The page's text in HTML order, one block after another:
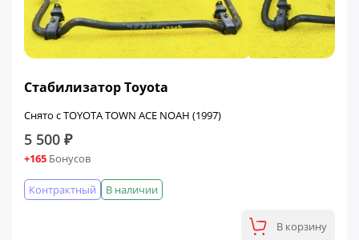
Стабилизатор Toyota
Снято с TOYOTA TOWN ACE NOAH (1997)
5 500 ₽
+165 Бонусов
В наличии
Контрактный
В корзину